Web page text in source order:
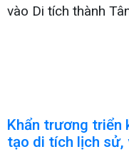
vào Di tích thành
Khẩn trương triển
tạo di tích lịch sử,